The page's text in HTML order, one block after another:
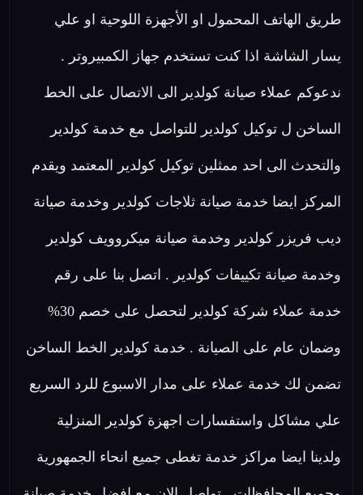
طريق الهاتف المحمول او الأجهزة اللوحية او علي
يسار الشاشة اذا كنت تستخدم جهاز الكمبيروتر .
ندعوكم عملاء صيانة كولدير الى الاتصال على الخط
الساخن ل توكيل كولدير للتواصل مع خدمة كولدير
والتحدث الى احد ممثلين توكيل كولدير المعتمد ويقدم
المركز ايضا خدمة صيانة ثلاجات كولدير وخدمة صيانة
ديب فريزر كولدير وخدمة صيانة ميكروويف كولدير
وخدمة صيانة تكييفات كولدير . اتصل بنا على رقم
خدمة عملاء شركة كولدير لتحصل على خصم 30%
وضمان عام على الصيانة . خدمة كولدير الخط الساخن
تضمن لك خدمة عملاء على مدار الاسبوع للرد السريع
علي مشاكل واستفسارات اجهزة كولدير المنزلية
ولدينا ايضا مراكز خدمة تغطى جميع انحاء الجمهورية